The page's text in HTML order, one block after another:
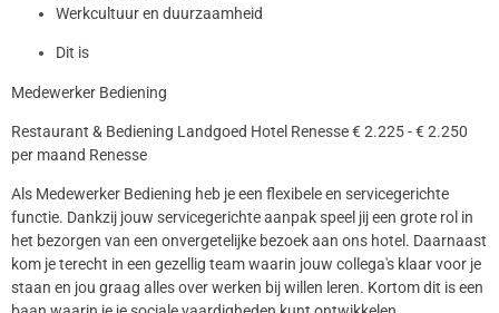
Werkcultuur en duurzaamheid
Dit is
Medewerker Bediening
Restaurant & Bediening Landgoed Hotel Renesse € 2.225 - € 2.250
per maand Renesse
Als Medewerker Bediening heb je een flexibele en servicegerichte
functie. Dankzij jouw servicegerichte aanpak speel jij een grote rol in
het bezorgen van een onvergetelijke bezoek aan ons hotel. Daarnaast
kom je terecht in een gezellig team waarin jouw collega's klaar voor je
staan en jou graag alles over werken bij willen leren. Kortom dit is een